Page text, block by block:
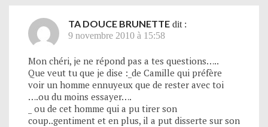
TA DOUCE BRUNETTE dit :
9 novembre 2010 à 15:58
Mon chéri, je ne répond pas a tes questions…..
Que veut tu que je dise :_de Camille qui préfère
voir un homme ennuyeux que de rester avec toi
….ou du moins essayer….
_ ou de cet homme qui a pu tirer son
coup..gentiment et en plus, il a put disserte sur son